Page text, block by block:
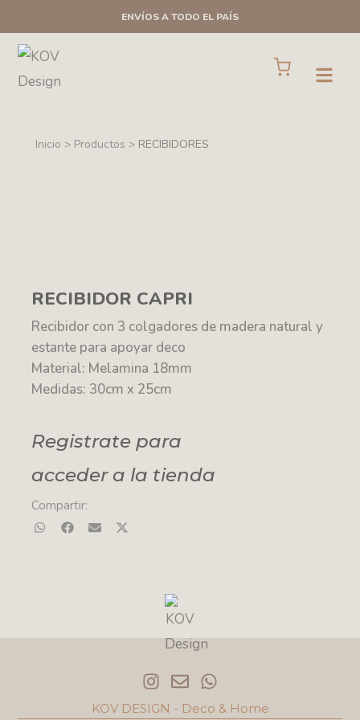
al
contenido
ENVÍOS A TODO EL PAÍS
Open
Cart
Inicio > Productos > RECIBIDORES
RECIBIDOR CAPRI
Recibidor con 3 colgadores de madera natural y
estante para apoyar deco
Material: Melamina 18mm
Medidas: 30cm x 25cm
Registrate para
acceder a la tienda
Compartir:
n
s
n
v
h
a
KOV DESIGN - Deco & Home